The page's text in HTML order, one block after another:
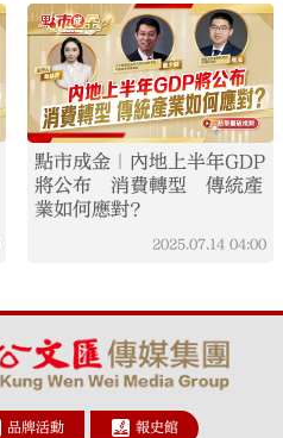
點市成金｜內地上半年GDP
將公布 消費轉型 傳統產
業如何應對？
2025.07.14 04:00
品牌活動 報史館